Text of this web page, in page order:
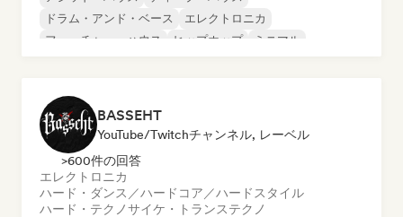
ドラム・アンド・ベース
エレクトロニカ
フューチャー・ハウス
ヒップホップ
ミニマル
BASSEHT
YouTube/Twitchチャンネル, レーベル
>600件の回答
エレクトロニカ
ハード・ダンス／ハードコア／ハードスタイル
ハード・テクノサイケ・トランステクノ